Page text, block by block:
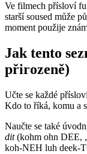
Ve filmech přísloví
starší soused může
moment použije
Jak tento
přirozeně)
Učte se každé
Kdo to říká, komu a
Naučte se také
dit(kohm ohn DEE,
koh-NEH luh deek-